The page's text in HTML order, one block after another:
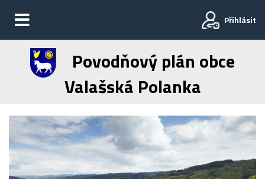
Přihlásit
Povodňový plán obce
Valašská Polanka